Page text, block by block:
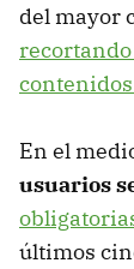
del mayor
En el
usuarios
últimos